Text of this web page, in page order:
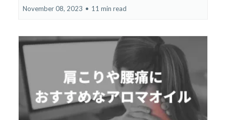
November 08, 2023 • 11 min read